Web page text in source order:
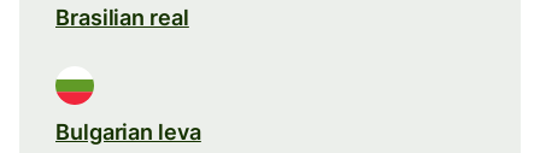
Brasilian real
Bulgarian leva